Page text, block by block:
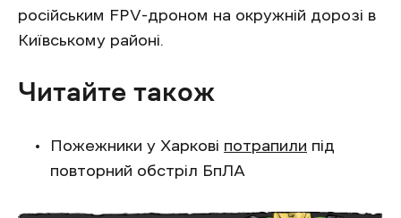
російським FPV-дроном на окружній дорозі в
Київському районі.
Читайте також
Пожежники у Харкові потрапили під
повторний обстріл БпЛА